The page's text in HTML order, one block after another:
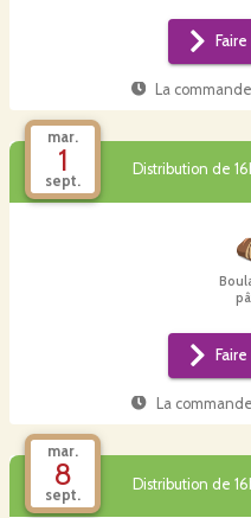
La
mar.
1
sept.
Distribution de
La
mar.
8
sept.
Distribution de